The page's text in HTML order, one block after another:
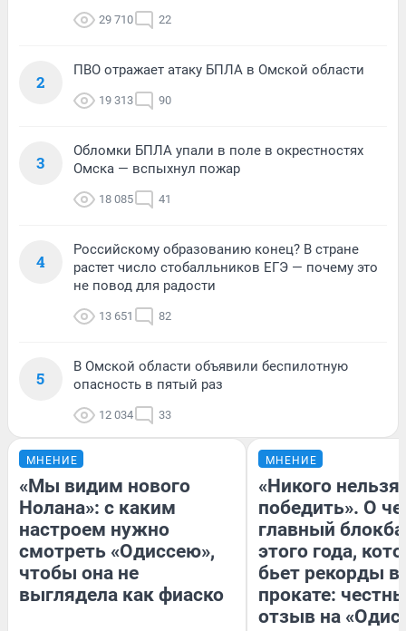
29 710 22
2
ПВО отражает атаку БПЛА в Омской области
19 313 90
3
Обломки БПЛА упали в поле в окрестностях
Омска — вспыхнул пожар
18 085 41
4
Российскому образованию конец? В стране
растет число стобалльников ЕГЭ — почему это
не повод для радости
13 651 82
5
В Омской области объявили беспилотную
опасность в пятый раз
12 034 33
МНЕНИЕ
«Мы видим нового
Нолана»: с каким
настроем нужно
смотреть «Одиссею»,
чтобы она не
выглядела как фиаско
МНЕНИЕ
«Никого нельзя
победить». О
главный
этого года,
бьет рекорды в
прокате:
отзыв на